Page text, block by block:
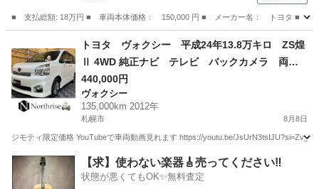
■ 支払総額: 18万円 ■ 車両本体価格： 150,000 円 ■ メーカー名： トヨタ ■
その他
トヨタ ヴォクシー 平成24年13.8万キロ ZS煌
Ⅱ 4WD 純正ナビ テレビ バックカメラ 両側
電動スライド etc
440,000円
ヴォクシー
135,000km 2012年
札幌市 8月8日
ジモティ限定価格 YouTubeで車両動画見れます https://youtu.be/
北海道 札幌市 ヴォクシー
【求】使わない楽器🎸売ってください‼️
状態が悪くてもOK✨無料査定